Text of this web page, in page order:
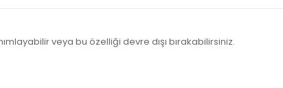
veya bu özelliği devre dışı bırakabilirsiniz.